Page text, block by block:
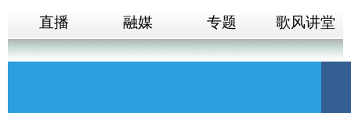
直播
融媒 专题 歌风讲堂